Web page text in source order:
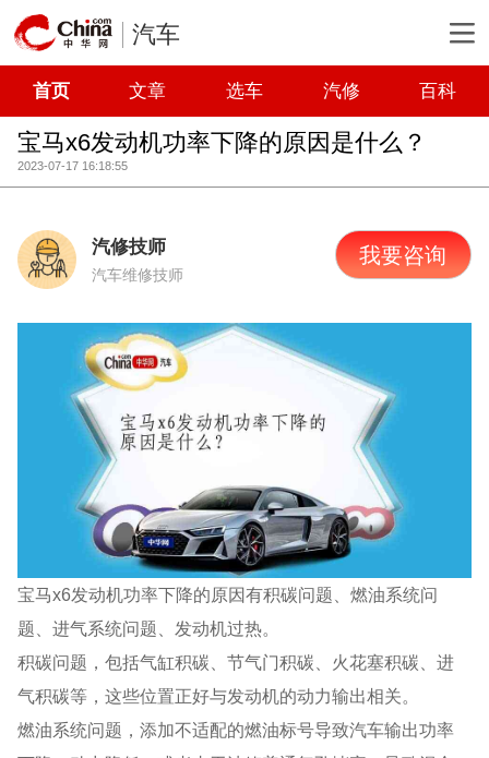
汽车
首页 文章 选车 汽修 百科
宝马x6发动机功率下降的原因是什么？
2023-07-17 16:18:55
汽修技师
汽车维修技师
我要咨询
宝马x6发动机功率下降的原因有积碳问题、燃油系统问
题、进气系统问题、发动机过热。
积碳问题，包括气缸积碳、节气门积碳、火花塞积碳、进
气积碳等，这些位置正好与发动机的动力输出相关。
燃油系统问题，添加不适配的燃油标号导致汽车输出功率